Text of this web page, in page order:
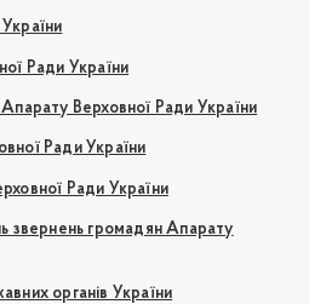
Ради України
Верховної Ради України
Ради України
Ради України
звернень громадян Апарату
органів України